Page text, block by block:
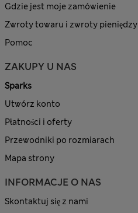
Gdzie jest moje zamówienie
Zwroty towaru i zwroty pieniędzy
Pomoc
ZAKUPY U NAS
Sparks
Utwórz konto
Płatności i oferty
Przewodniki po rozmiarach
Mapa strony
INFORMACJE O NAS
Skontaktuj się z nami